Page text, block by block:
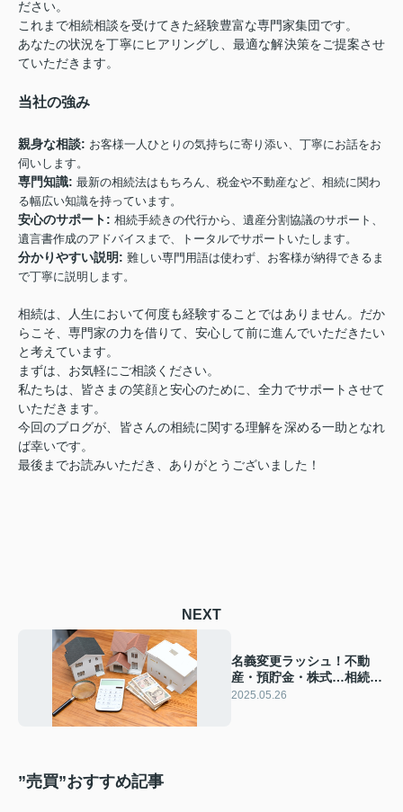
ださい。
これまで相続相談を受けてきた経験豊富な専門家集団です。
あなたの状況を丁寧にヒアリングし、最適な解決策をご提案させ
ていただきます。
当社の強み
親身な相談: お客様一人ひとりの気持ちに寄り添い、丁寧にお話をお
伺いします。
専門知識: 最新の相続法はもちろん、税金や不動産など、相続に関わ
る幅広い知識を持っています。
安心のサポート: 相続手続きの代行から、遺産分割協議のサポート、
遺言書作成のアドバイスまで、トータルでサポートいたします。
分かりやすい説明: 難しい専門用語は使わず、お客様が納得できるま
で丁寧に説明します。
相続は、人生において何度も経験することではありません。だか
らこそ、専門家の力を借りて、安心して前に進んでいただきたい
と考えています。
まずは、お気軽にご相談ください。
私たちは、皆さまの笑顔と安心のために、全力でサポートさせて
いただきます。
今回のブログが、皆さんの相続に関する理解を深める一助となれ
ば幸いです。
最後までお読みいただき、ありがとうございました！
NEXT
名義変更ラッシュ！不動
産・預貯金・株式…相続財
産の手続き完全ガイド
2025.05.26
”売買”おすすめ記事